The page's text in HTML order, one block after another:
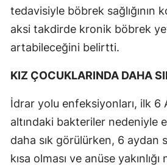
tedavisiyle böbrek sağlığının
aksi takdirde kronik böbrek
artabileceğini belirtti.
KIZ ÇOCUKLARINDA DAHA
İdrar yolu enfeksiyonları, ilk 6
altındaki bakteriler nedeniyle
daha sık görülürken, 6 aydan
kısa olması ve anüse yakınlığı